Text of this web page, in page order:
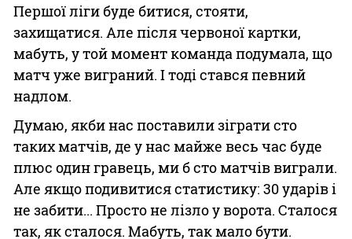
Першої ліги буде битися, стояти,
захищатися. Але після червоної картки,
мабуть, у той момент команда подумала, що
матч уже виграний. І тоді стався певний
надлом.
Думаю, якби нас поставили зіграти сто
таких матчів, де у нас майже весь час буде
плюс один гравець, ми б сто матчів виграли.
Але якщо подивитися статистику: 30 ударів і
не забити... Просто не лізло у ворота. Сталося
так, як сталося. Мабуть, так мало бути.